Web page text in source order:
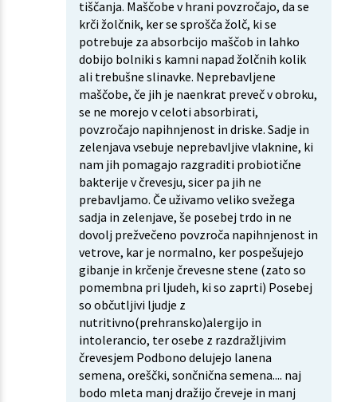
tiščanja. Maščobe v hrani povzročajo, da se
krči žolčnik, ker se sprošča žolč, ki se
potrebuje za absorbcijo maščob in lahko
dobijo bolniki s kamni napad žolčnih kolik
ali trebušne slinavke. Neprebavljene
maščobe, če jih je naenkrat preveč v obroku,
se ne morejo v celoti absorbirati,
povzročajo napihnjenost in driske. Sadje in
zelenjava vsebuje neprebavljive vlaknine, ki
nam jih pomagajo razgraditi probiotične
bakterije v črevesju, sicer pa jih ne
prebavljamo. Če uživamo veliko svežega
sadja in zelenjave, še posebej trdo in ne
dovolj prežvečeno povzroča napihnjenost in
vetrove, kar je normalno, ker pospešujejo
gibanje in krčenje črevesne stene (zato so
pomembna pri ljudeh, ki so zaprti) Posebej
so občutljivi ljudje z
nutritivno(prehransko)alergijo in
intolerancio, ter osebe z razdražljivim
črevesjem Podbono delujejo lanena
semena, oreščki, sončnična semena.... naj
bodo mleta manj dražijo čreveje in manj